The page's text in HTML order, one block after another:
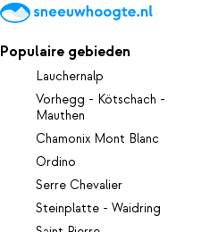
Populaire gebieden
Lauchernalp
Vorhegg - Kötschach -
Mauthen
Chamonix Mont Blanc
Ordino
Serre Chevalier
Steinplatte - Waidring